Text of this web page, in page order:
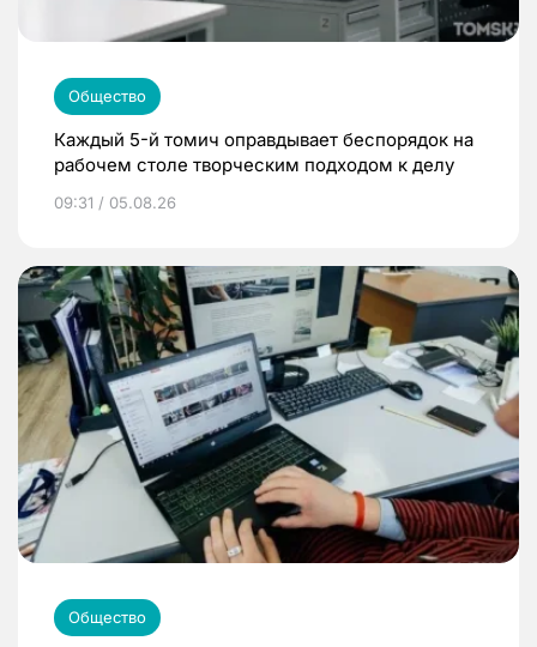
Общество
Каждый 5-й томич оправдывает беспорядок на
рабочем столе творческим подходом к делу
09:31 / 05.08.26
Общество